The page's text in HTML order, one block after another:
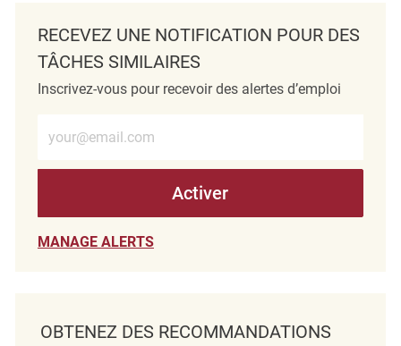
RECEVEZ UNE NOTIFICATION POUR DES
TÂCHES SIMILAIRES
Inscrivez-vous pour recevoir des alertes d’emploi
Activer
MANAGE ALERTS
OBTENEZ DES RECOMMANDATIONS